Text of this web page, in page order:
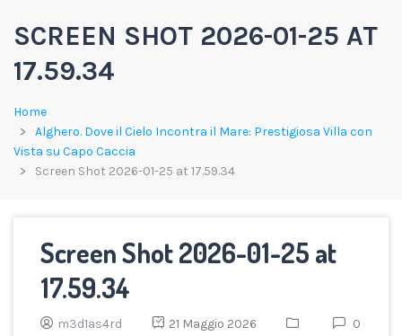
SCREEN SHOT 2026-01-25 AT
17.59.34
Home
Alghero. Dove il Cielo Incontra il Mare: Prestigiosa Villa con
Vista su Capo Caccia
Screen Shot 2026-01-25 at 17.59.34
Screen Shot 2026-01-25 at
17.59.34
m3d1as4rd 21 Maggio 2026
0